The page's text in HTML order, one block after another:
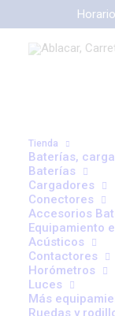
Horario
Tienda
Baterías,
Baterías
Cargadores
Conectores
Accesorios
Equipamiento
Acústicos
Contactores
Horómetros
Luces
Más
Ruedas y
Mi
Acceder
Nombre de